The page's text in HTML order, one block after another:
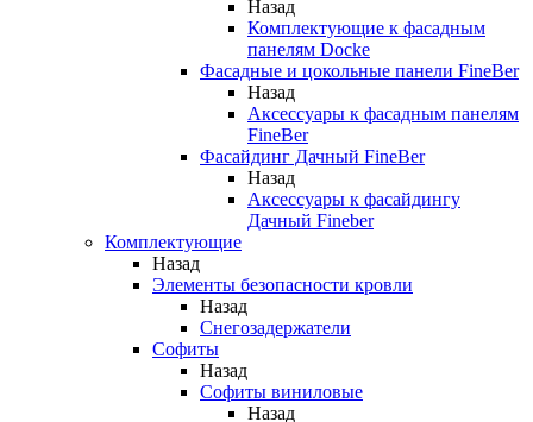
Назад
Комплектующие к фасадным
панелям Docke
Фасадные и цокольные панели FineBer
Назад
Аксессуары к фасадным панелям
FineBer
Фасайдинг Дачный FineBer
Назад
Аксессуары к фасайдингу
Дачный Fineber
Комплектующие
Назад
Элементы безопасности кровли
Назад
Снегозадержатели
Софиты
Назад
Софиты виниловые
Назад